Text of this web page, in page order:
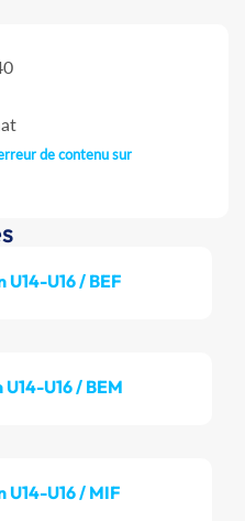
de contenu sur
U16 / BEF
U16 / BEM
U14-U16 / MIF